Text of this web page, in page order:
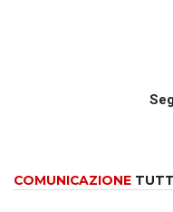
COMUNICAZIONE